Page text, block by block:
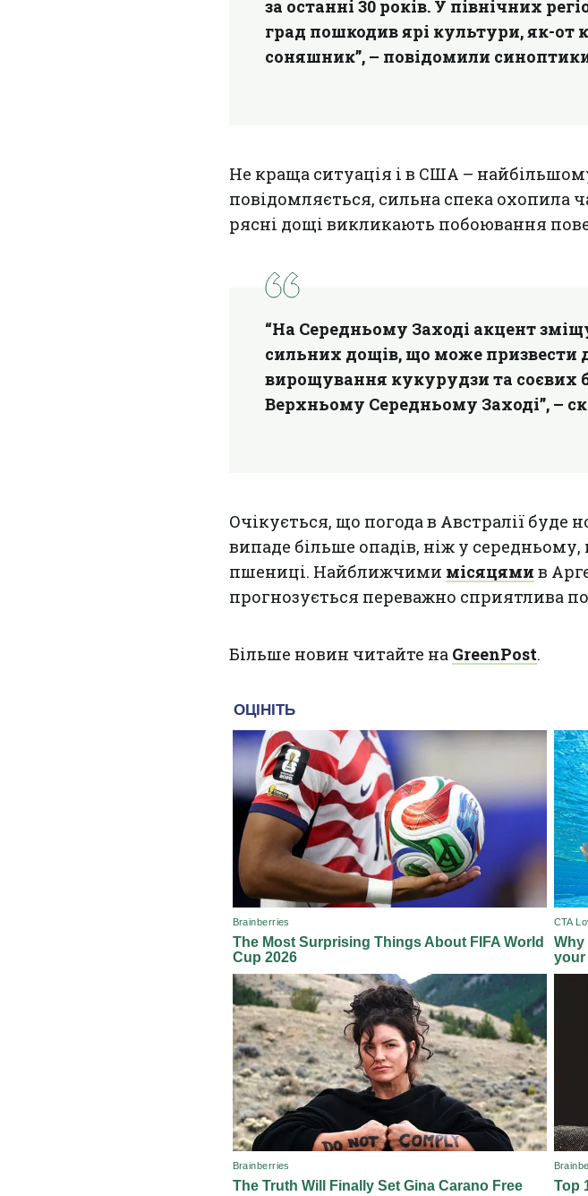
за останні 30 років. У північних
град пошкодив ярі культури, як-от
соняшник”, – повідомили
Не краща ситуація і в США –
повідомляється, сильна спека охопила
рясні дощі викликають побоювання
“На Середньому Заході акцент
сильних дощів, що може призвести
вирощування кукурудзи та соєвих
Верхньому Середньому Заході”, –
Очікується, що погода в Австралії
випаде більше опадів, ніж у
пшениці. Найближчими місяцями в
прогнозується переважно сприятлива
Більше новин читайте на GreenPost.